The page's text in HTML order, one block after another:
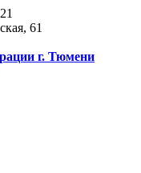
61
г. Тюмени